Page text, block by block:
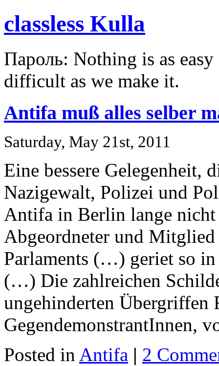
classless Kulla
Пароль: Nothing is as
difficult as we make it.
Antifa muß alles selber
Saturday, May 21st, 2011
Eine bessere Gelegenheit,
Nazigewalt, Polizei und
Antifa in Berlin lange nicht
Abgeordneter und Mitglied
Parlaments (…) geriet so
(…) Die zahlreichen
ungehinderten Übergriffen
GegendemonstrantInnen,
Posted in Antifa | 2